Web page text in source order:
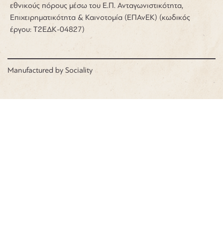
εθνικούς πόρους μέσω του Ε.Π. Ανταγωνιστικότητα,
Επιχειρηματικότητα & Καινοτομία (ΕΠΑνΕΚ) (κωδικός
έργου: Τ2ΕΔΚ-04827)
Manufactured by Sociality